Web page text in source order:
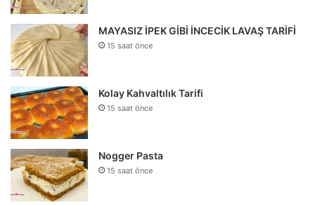
MAYASIZ İPEK GİBİ İNCECİK LAVAŞ TARİFİ
15 saat önce
Kolay Kahvaltılık Tarifi
15 saat önce
Nogger Pasta
15 saat önce